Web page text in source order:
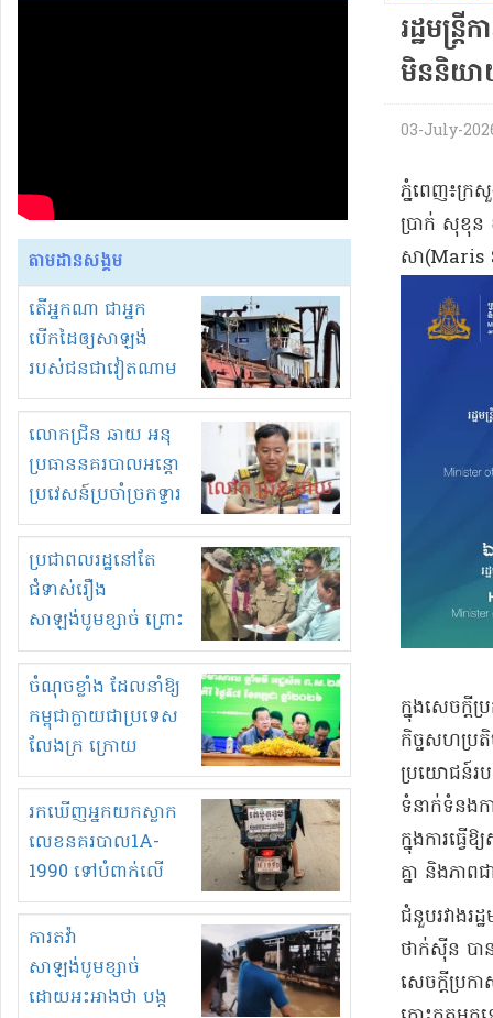
តាមដានសង្គម
តើអ្នកណា ជាអ្នក
បើកដៃឲ្យសាឡង់
របស់ជនជាវៀតណាម
ចូល មកខុស
ច្បាប់លួចបូមខ្សាច់នៅ
ក្នុងប្រទេសកម្ពុជា
លោកជ្រិន ឆាយ អនុ
ប្រធាននគរបាលអន្តោ
ប្រវេសន៍ប្រចាំច្រកទ្វារ
ព្រំដែនភ្នំឌិន និងឈ្មួញ
មួយចំនួនទៀត
កំពង់តែគុបគិតគ្នា
ធ្វើសកម្មភាពរកស៊ីនិង
ស្តុកទំនិញគេចពន្ធ?
ប្រជាពលរដ្ឋនៅតែ
ជំទាស់រឿង
សាឡង់បូមខ្សាច់ ព្រោះ
ខ្លាចបាក់ច្រាំងទៀត!
ចំណុចខ្លាំង ដែលនាំឱ្យ
កម្ពុជាក្លាយជាប្រទេស
លែងក្រ ក្រោយ
ឆ្នាំ២០៣០
រកឃើញអ្នកយកស្លាក
លេខនគរបាល1A-
1990 ទៅបំពាក់លើ
ម៉ូតូរបស់ខ្លួន ដាកផ្លាក
រត់ឌុបហើយ
ការតវ៉ា
សាឡង់បូមខ្សាច់
ដោយអះអាងថា បង្ក
រដ្ឋមន្ត្
មិននិយ
03-July-
ភ្នំពេញ​៖​ក្រ
ប្រាក់ សុខុន
សា​(Maris
ក្នុង​សេចក្ដី
កិច្ចសហប្រតិ
ប្រយោជន៍​រប
ទំនាក់ទំនង​ក
ក្នុងការ​ធ្វ
គ្នា និង​ភាព
ជំនួប​រវាង​រ
ថាក់ស៊ីន បា
សេចក្ដីប្រក